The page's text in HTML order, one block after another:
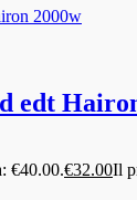
edt
€40.00.€32.00Il